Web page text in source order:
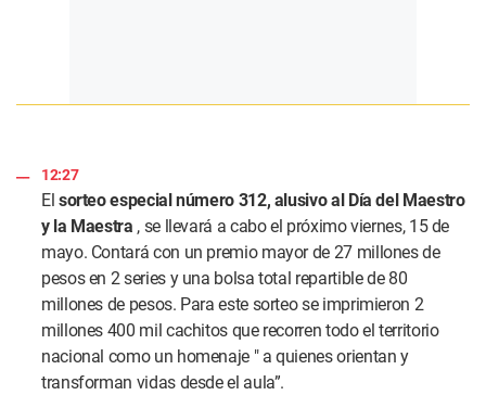
12:27
El sorteo especial número 312, alusivo al Día del Maestro
y la Maestra , se llevará a cabo el próximo viernes, 15 de
mayo. Contará con un premio mayor de 27 millones de
pesos en 2 series y una bolsa total repartible de 80
millones de pesos. Para este sorteo se imprimieron 2
millones 400 mil cachitos que recorren todo el territorio
nacional como un homenaje " a quienes orientan y
transforman vidas desde el aula”.